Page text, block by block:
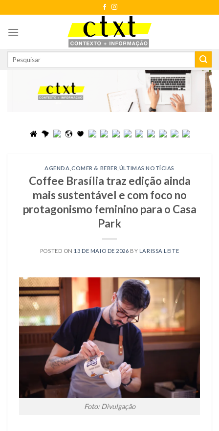
to
content
AGENDA ,COMER & BEBER ÚLTIMAS NOTÍCIAS
Coffee Brasília traz edição ainda
mais sustentável e com foco no
protagonismo feminino para o Casa
Park
POSTED ON 13 DE MAIO DE 2026 BY LARISSA LEITE
Foto: Divulgação